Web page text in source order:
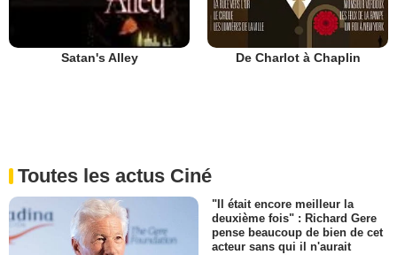
Satan's Alley De Charlot à Chaplin
Toutes les actus Ciné
"Il était encore meilleur la
deuxième fois" : Richard Gere
pense beaucoup de bien de cet
acteur sans qui il n'aurait